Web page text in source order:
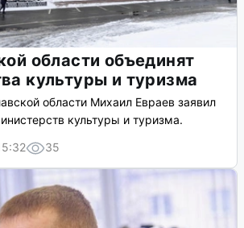
области объединят
культуры и туризма
области Михаил Евраев заявил
культуры и туризма.
35